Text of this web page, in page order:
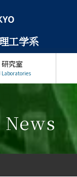
工学系
究室
News